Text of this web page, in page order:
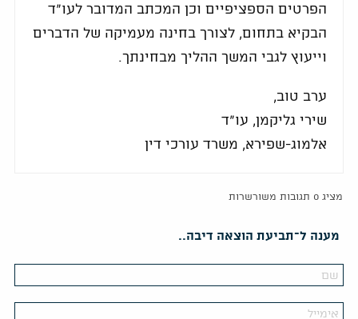
הפרטים הספציפיים וכן המכתב המדובר לעו"ד
הבקיא בתחום, לצורך בחינה מעמיקה של הדברים
וייעוץ לגבי המשך ההליך מבחינתך.
ערב טוב,
שירי גליקמן, עו"ד
אלמוג-שפירא, משרד עורכי דין
מציג 0 תגובות משורשרות
מענה ל־תביעת הוצאה דיבה..